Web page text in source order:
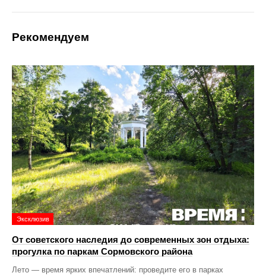
Рекомендуем
Эксклюзив
От советского наследия до современных зон отдыха:
прогулка по паркам Сормовского района
Лето — время ярких впечатлений: проведите его в парках